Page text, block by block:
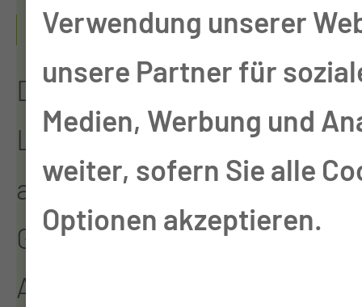
ZU UNSERER GESCHICHTE:
Die Klinik für
Lungenkrankheiten kann
auf eine über 100-jährige
Geschichte zurückblicken.
Am 13. Juni 1900 wurde
Verwendung unserer
unsere Partner für
Medien, Werbung und
weiter, sofern Sie alle
Optionen akzeptieren.